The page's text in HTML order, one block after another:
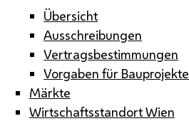
Übersicht
Ausschreibungen
Vertragsbestimmungen
Vorgaben für Bauprojekte
Märkte
Wirtschaftsstandort Wien